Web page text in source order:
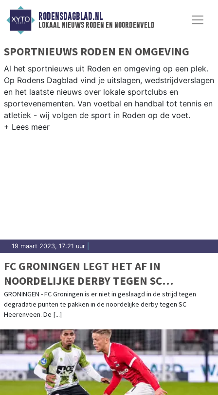
RODENSDAGBLAD.NL
lokaal nieuws roden en noordenveld
SPORTNIEUWS RODEN EN OMGEVING
Al het sportnieuws uit Roden en omgeving op een plek.
Op Rodens Dagblad vind je uitslagen, wedstrijdverslagen
en het laatste nieuws over lokale sportclubs en
sportevenementen. Van voetbal en handbal tot tennis en
atletiek - wij volgen de sport in Roden op de voet.
19 maart 2023, 17:21 uur
FC GRONINGEN LEGT HET AF IN
NOORDELIJKE DERBY TEGEN SC
HEERENVEEN
GRONINGEN - FC Groningen is er niet in geslaagd in de strijd tegen
degradatie punten te pakken in de noordelijke derby tegen SC
Heerenveen. De [...]